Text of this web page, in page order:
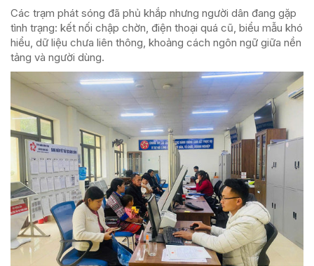
Các trạm phát sóng đã phủ khắp nhưng người dân đang gặp
tình trạng: kết nối chập chờn, điện thoại quá cũ, biểu mẫu khó
hiểu, dữ liệu chưa liên thông, khoảng cách ngôn ngữ giữa nền
tảng và người dùng.